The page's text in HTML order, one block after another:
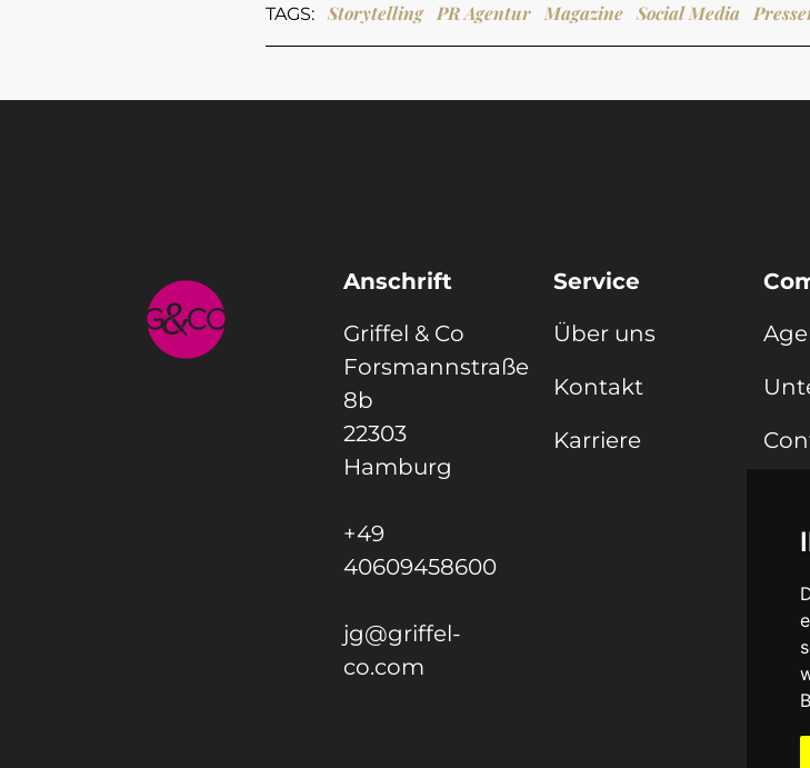
TAGS: Storytelling PR Agentur Magazine Social Media
Anschrift
Griffel & Co
Forsmannstraße
8b
22303
Hamburg
+49
40609458600
jg@griffel-
co.com
Service
Über uns
Kontakt
Karriere